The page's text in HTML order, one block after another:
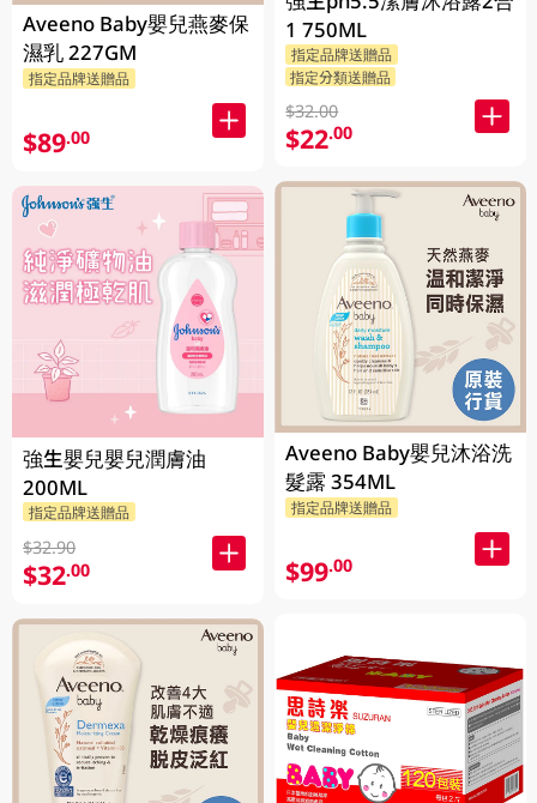
Aveeno Baby嬰兒燕麥保
濕乳 227GM
指定品牌送贈品
$89.00
強生嬰兒嬰兒潤膚油
200ML
指定品牌送贈品
$32.90
$32.00
1 750ML
指定品牌送贈品
指定分類送贈品
$32.00
$22.00
Aveeno Baby嬰兒沐浴洗
髮露 354ML
指定品牌送贈品
$99.00